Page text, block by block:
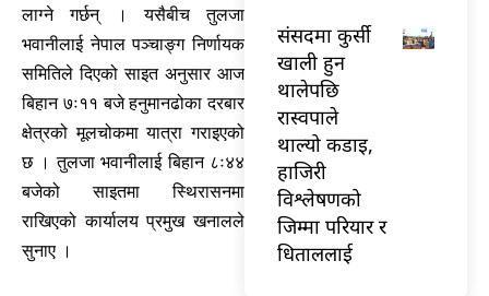
लाग्ने गर्छन् । यसैबीच तुलजा
भवानीलाई नेपाल पञ्चाङ्ग निर्णायक
समितिले दिएको साइत अनुसार आज
बिहान ७ः११ बजे हनुमानढोका दरबार
क्षेत्रको मूलचोकमा यात्रा गराइएको
छ । तुलजा भवानीलाई बिहान ८ः४४
बजेको साइतमा स्थिरासनमा
राखिएको कार्यालय प्रमुख खनालले
सुनाए ।
संसदमा कुर्सी
खाली हुन
थालेपछि
रास्वपाले
थाल्यो कडाइ,
हाजिरी
विश्लेषणको
जिम्मा परियार र
धिताललाई